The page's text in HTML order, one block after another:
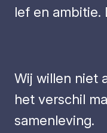
lef en ambitie.
Wij willen niet
het verschil
samenleving.